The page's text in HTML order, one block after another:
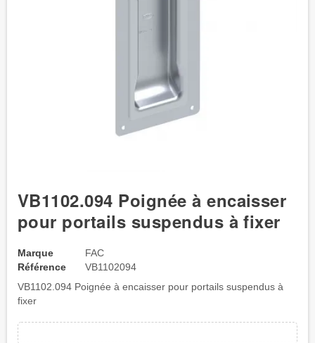
VB1102.094 Poignée à encaisser
pour portails suspendus à fixer
Marque
FAC
Référence
VB1102094
VB1102.094 Poignée à encaisser pour portails suspendus à
fixer